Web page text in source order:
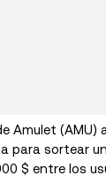
Amulet (AMU)
para sortear
$ entre los